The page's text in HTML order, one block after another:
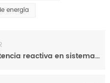
energía
compensación de potencia reactiva en sistemas de distribución